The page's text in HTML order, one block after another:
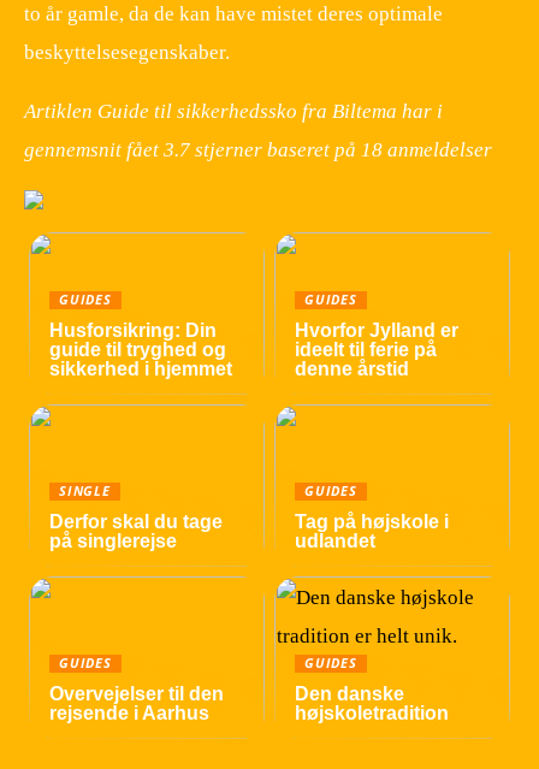
to år gamle, da de kan have mistet deres optimale
beskyttelsesegenskaber.
Artiklen Guide til sikkerhedssko fra Biltema har i
gennemsnit fået 3.7 stjerner baseret på 18 anmeldelser
GUIDES
Husforsikring: Din
guide til tryghed og
sikkerhed i hjemmet
GUIDES
Hvorfor Jylland er
ideelt til ferie på
denne årstid
SINGLE
Derfor skal du tage
på singlerejse
GUIDES
Tag på højskole i
udlandet
GUIDES
Overvejelser til den
rejsende i Aarhus
GUIDES
Den danske
højskoletradition